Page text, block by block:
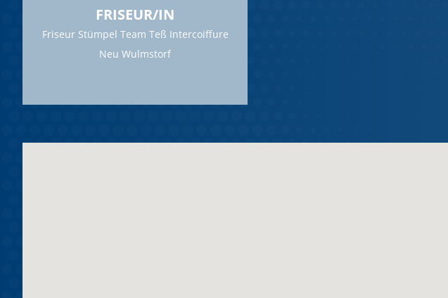
FRISEUR/IN
Friseur Stümpel Team Teß Intercoiffure
Neu Wulmstorf